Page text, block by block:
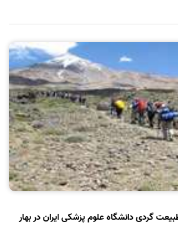
دکتر شتی مدیر توسعه و ارزیابی تحقیقات و
گردی دانشگاه علوم پزشکی ایران در بهار